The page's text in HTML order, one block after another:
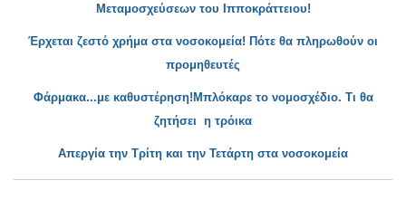
Μεταμοσχεύσεωντου Ιπποκράττειου!
Έρχεται ζεστό χρήμα στα νοσοκομεία! Πότε θα πληρωθούν οι
προμηθευτές
Φάρμακα...με καθυστέρηση!Μπλόκαρε το νομοσχέδιο. Τι θα
ζητήσει η τρόικα
Απεργία την Τρίτη και την Τετάρτη στα νοσοκομεία